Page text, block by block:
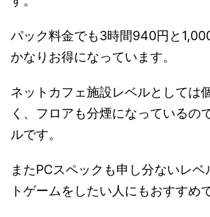
パック料金でも3時間940円と
かなりお得になっています。
ネットカフェ施設レベルとしては
く、フロアも分煙になっているの
ルです。
またPCスペックも申し分ないレベ
トゲームをしたい人にもおすすめ